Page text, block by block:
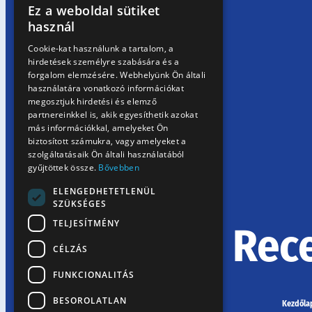
SK
RO
Ez a weboldal sütiket
használ
Cookie-kat használunk a tartalom, a
hirdetések személyre szabására és a
forgalom elemzésére. Webhelyünk Ön általi
használatára vonatkozó információkat
megosztjuk hirdetési és elemző
partnereinkkel is, akik egyesíthetik azokat
más információkkal, amelyeket Ön
biztosított számukra, vagy amelyeket a
szolgáltatásaik Ön általi használatából
gyűjtöttek össze. Bővebben
ELENGEDHETETLENÜL
SZÜKSÉGES
TELJESÍTMÉNY
CÉLZÁS
FUNKCIONALITÁS
BESOROLATLAN